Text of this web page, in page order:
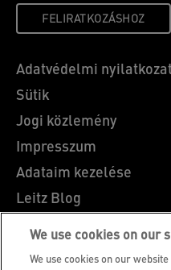
FELIRATKOZÁSHOZ
Adatvédelmi
Sütik
Jogi közlemény
Impresszum
Adataim kezelése
Leitz Blog
Álláslehetőségek
Leitz EasyPrint
We use cookies on our
We use cookies on our